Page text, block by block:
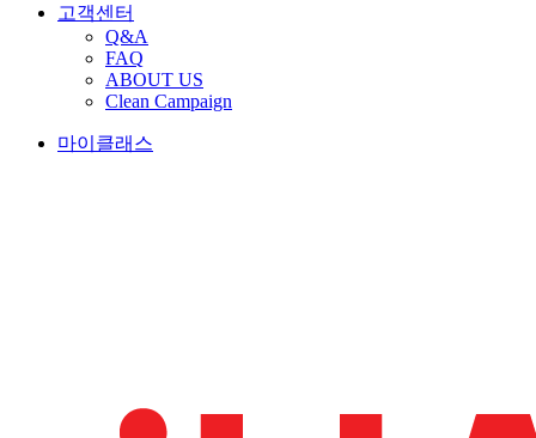
고객센터
Q&A
FAQ
ABOUT US
Clean Campaign
마이클래스